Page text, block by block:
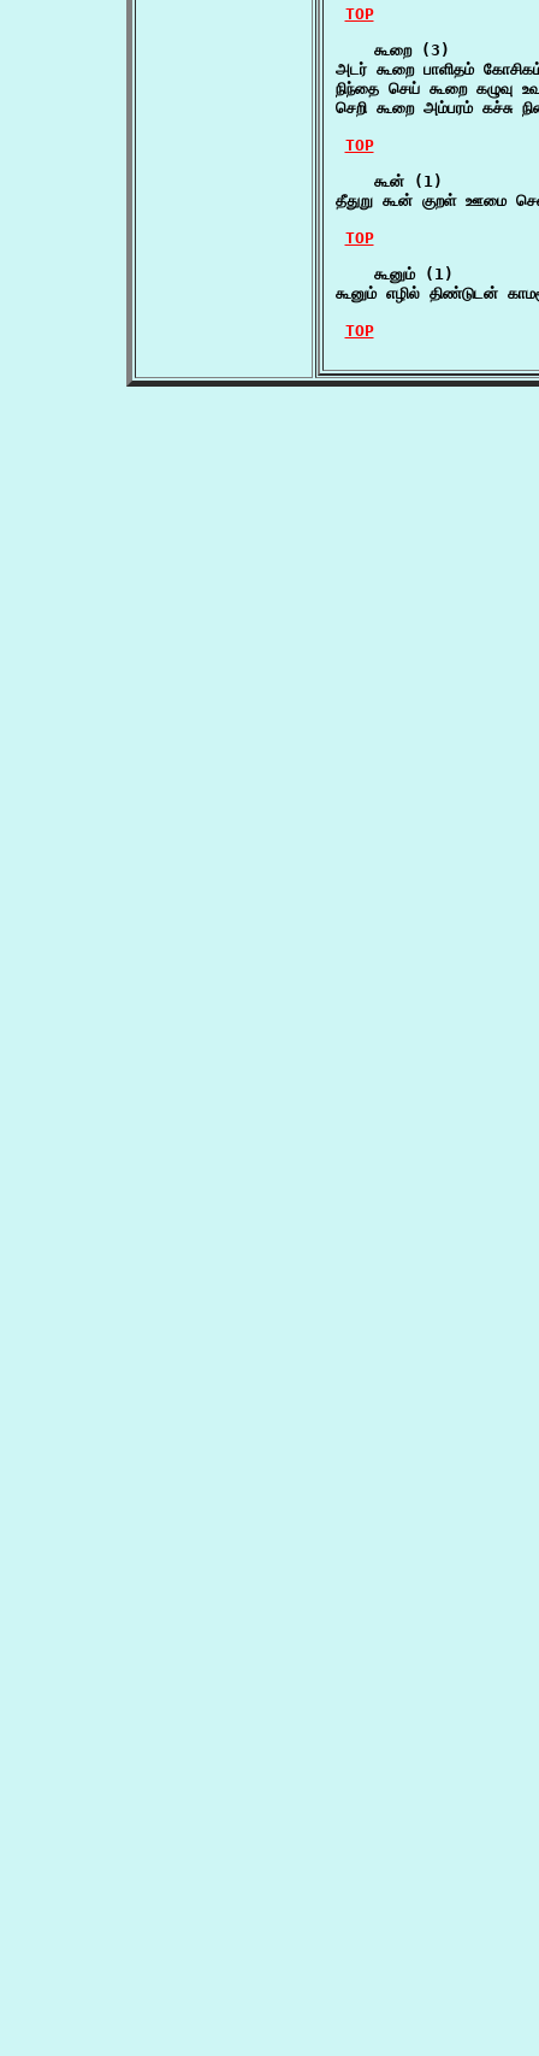
TOP
    கூறை (3)
அடர் கூறை பாளிதம்
நிந்தை செய் கூறை கழுவு
செறி கூறை அம்பரம் கச்சு
TOP
    கூன் (1)
தீதுறு கூன் குறள் ஊமை
TOP
    கூனும் (1)
கூனும் எழில் திண்டுடன்
TOP